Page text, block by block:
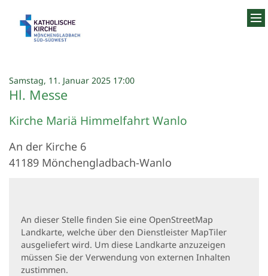
Samstag, 11. Januar 2025 17:00:
Hl. Messe
Kirche Mariä Himmelfahrt Wanlo
An der Kirche 6
41189 Mönchengladbach-Wanlo
An dieser Stelle finden Sie eine OpenStreetMap
Landkarte, welche über den Dienstleister MapTiler
ausgeliefert wird. Um diese Landkarte anzuzeigen
müssen Sie der Verwendung von externen Inhalten
zustimmen.